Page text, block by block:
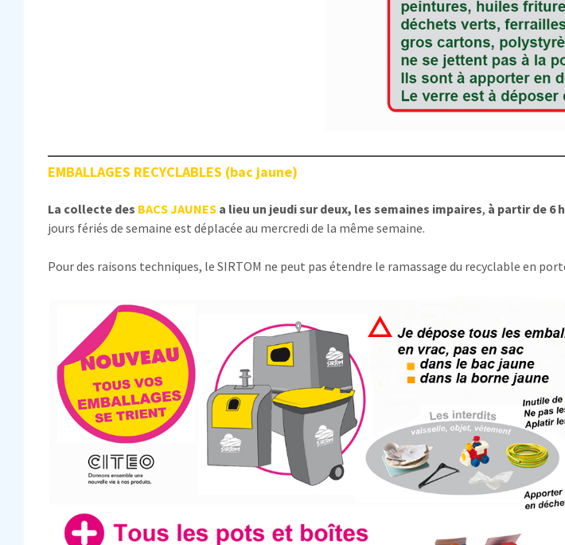
EMBALLAGES RECYCLABLES (bac jaune)
La collecte des BACS JAUNES a lieu un jeudi sur deux, les semaines impaires, à partir de 6
jours fériés de semaine est déplacée au mercredi de la même semaine.
Pour des raisons techniques, le SIRTOM ne peut pas étendre le ramassage du recyclable en